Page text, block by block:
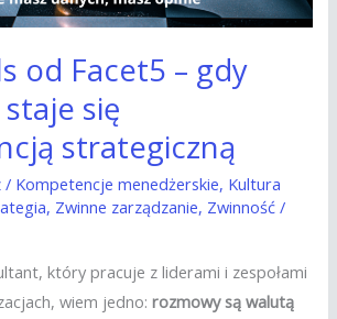
od Facet5 – gdy
się
strategiczną
/ Kompetencje menedżerskie, Kultura
, Zwinne zarządzanie, Zwinność /
który pracuje z liderami i zespołami
wiem jedno:rozmowy są walutą